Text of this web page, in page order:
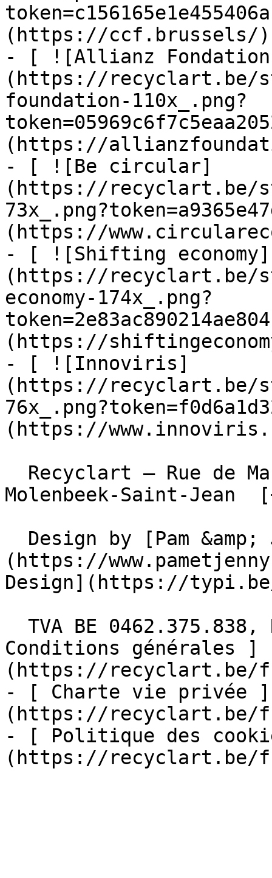
(https://ccf.brussels/)
- [ ![Allianz
(https://recyclart.be/
foundation-110x_.png?
(https://
- [ ![Be circular]
(https://recyclart.be/
(https://
- [ ![Shifting economy]
(https://recyclart.be/
economy-174x_.png?
(https://
- [ ![Innoviris]
(https://recyclart.be/
(https://
Molenbeek-Saint-
(https://
Design](https://
Conditions générales ]
(https://recyclart.be/
- [ Charte vie privée ]
(https://recyclart.be/
- [ Politique des